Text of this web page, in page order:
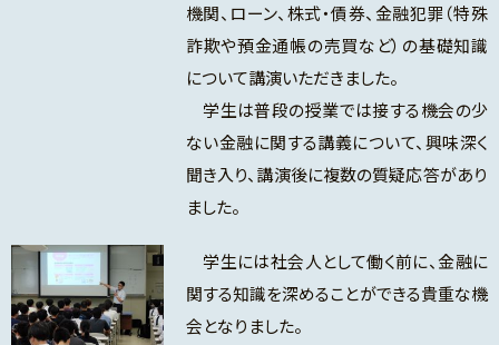
機関、ローン、株式・債券、金融犯罪（特殊
詐欺や預金通帳の売買など）の基礎知識
について講演いただきました。
学生は普段の授業では接する機会の少
ない金融に関する講義について、興味深く
聞き入り、講演後に複数の質疑応答があり
ました。
学生には社会人として働く前に、金融に
関する知識を深めることができる貴重な機
会となりました。